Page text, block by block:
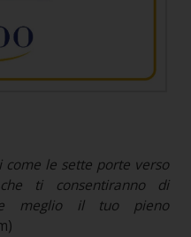
come le sette porte verso
ti consentiranno di
meglio il tuo pieno